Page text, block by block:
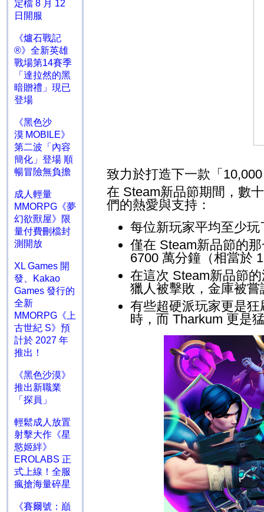
定檔 8 月 12
日開服
《爐石戰記
®》全新英雄
戰場第14賽季
「達拉然的黑
暗贈禮」現已
登場
《黑色沙
漠 MOBILE》
第二波「內容
簡化」登場 順
暢冒險無負擔
成人輕量
MMORPG《夢
幻欲獸屋》限
量付費刪檔封
測開放
XL Games 開
發、Kakao
Games 發行的
全新
MMORPG《上
古世紀 S》預
計於 2027 年
推出！
《黑色沙漠》
推出新職業
「探員」
輕鬆成人放置
射擊大作《星
慾姬絆》
EROLABS 正
式上線！全服
瘋搶海量碎星
《賽爾號：巔
致力於打造下一款「
在 Steam新品節期間，數
們的熱愛與支持：
每位新玩家平均至少
僅在 Steam新品節的
6700 萬分鐘（相當於
在這次 Steam新品節
獵人被擊敗，金庫被嘗
有些超硬派玩家更是狂
時，而 Tharkum 更是